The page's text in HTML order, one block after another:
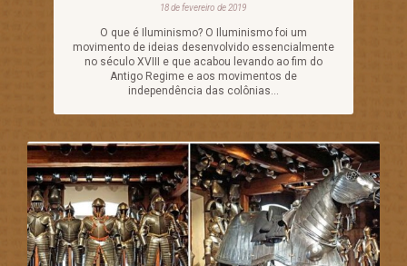
18 de fevereiro de 2019
O que é Iluminismo? O Iluminismo foi um
movimento de ideias desenvolvido essencialmente
no século XVIII e que acabou levando ao fim do
Antigo Regime e aos movimentos de
independência das colônias...